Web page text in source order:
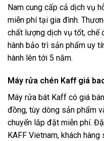
Nam cung cấp cả dịch vụ
miễn phí tại gia đình.
chất lượng dịch vụ tốt, chế
hành bảo trì sản phẩm uy
hành lên tới 5 năm.
Máy rửa chén Kaff giá
Máy rửa bát Kaff có giá
đồng, tùy dòng sản phẩm
chuyển lắp đặt miễn phí.
KAFF Vietnam, khách